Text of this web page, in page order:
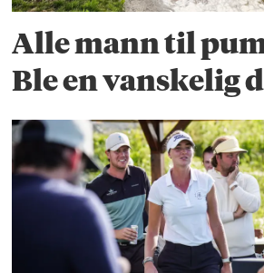
Alle mann til
Ble en vanskelig